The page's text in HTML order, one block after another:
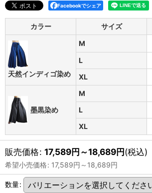
Facebookでシェア
カラー サイズ
天然インディゴ染め
M
L
XL
墨黒染め
M
L
XL
販売価格: 17,589円～18,689円(税込)
希望小売価格: 17,589円 ～18,689円
数量: